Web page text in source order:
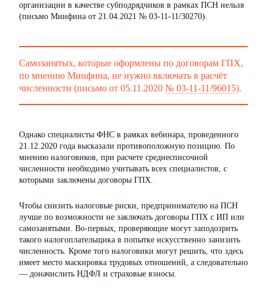
организации в качестве субподрядчиков в рамках ПСН нельзя
(письмо Минфина от 21.04.2021 № 03-11-11/30270).
Самозанятых, которые оформлены по договорам ГПХ,
по мнению Минфина, не нужно включать в расчёт
численности (письмо от 05.11.2020 № 03-11-11/96015).
Однако специалисты ФНС в рамках вебинара, проведенного
21.12.2020 года высказали противоположную позицию. По
мнению налоговиков, при расчете среднесписочной
численности необходимо учитывать всех специалистов, с
которыми заключены договоры ГПХ.
Чтобы снизить налоговые риски, предпринимателю на ПСН
лучше по возможности не заключать договоры ГПХ с ИП или
самозанятыми. Во-первых, проверяющие могут заподозрить
такого налогоплательщика в попытке искусственно занизить
численность. Кроме того налоговики могут решить, что здесь
имеет место маскировка трудовых отношений, а следовательно
— доначислить НДФЛ и страховые взносы.